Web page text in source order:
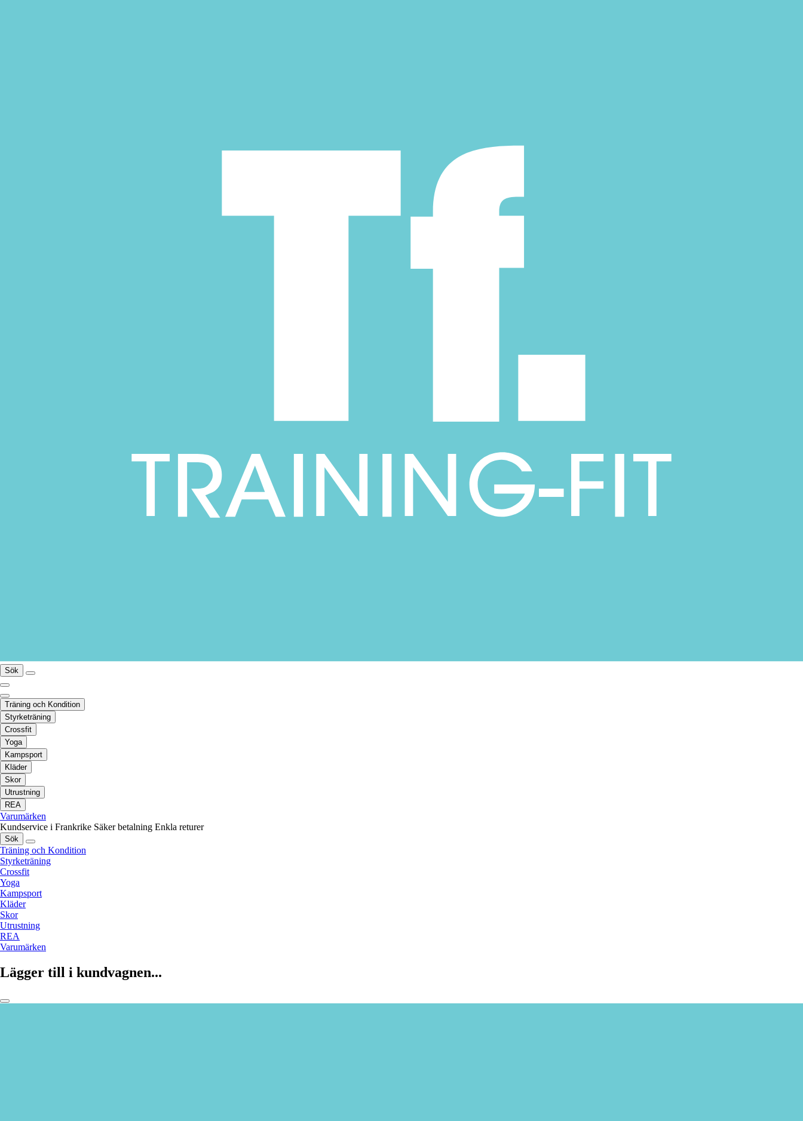
Sök
Träning och Kondition
Styrketräning
Crossfit
Yoga
Kampsport
Kläder
Skor
Utrustning
REA
Varumärken
Kundservice i Frankrike Säker betalning Enkla returer
Sök
Träning och Kondition
Styrketräning
Crossfit
Yoga
Kampsport
Kläder
Skor
Utrustning
REA
Varumärken
Lägger till i kundvagnen...